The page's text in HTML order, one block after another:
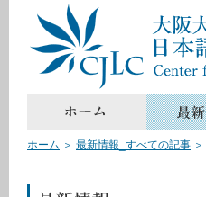
ホーム ＞ 最新情報_すべての記事 ＞